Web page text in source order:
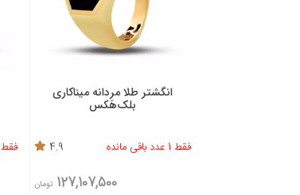
انگشتر طلا مردانه میناکاری
بلک‌هَکس
فقط 1 عدد باقی مانده 4.9
127,107,500 تومان
فقط 1 عدد باقی مانده